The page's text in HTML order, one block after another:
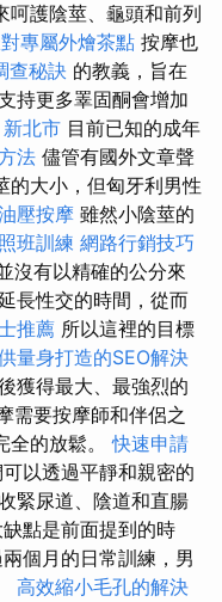
呵護陰莖、龜頭和前列
專屬外燴茶點 按摩也
查秘訣 的教義，旨在
持更多睪固酮會增加
北市 目前已知的成年
法 儘管有國外文章聲
的大小，但匈牙利男性
壓按摩 雖然小陰莖的
班訓練 網路行銷技巧
沒有以精確的公分來
長性交的時間，從而
推薦 所以這裡的目標
量身打造的SEO解決
獲得最大、最強烈的
需要按摩師和伴侶之
全的放鬆。快速申請
以透過平靜和親密的
緊尿道、陰道和直腸
點是前面提到的時
個月的日常訓練，男
高效縮小毛孔的解決